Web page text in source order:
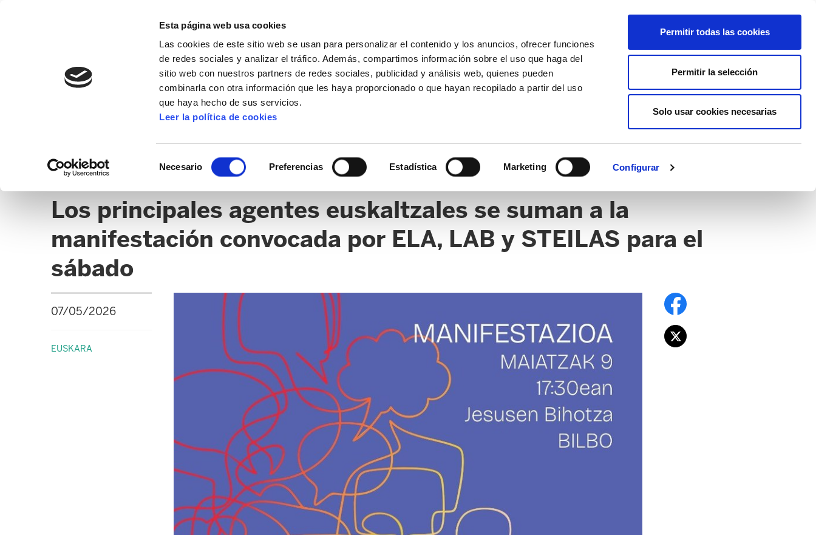
Esta página web usa cookies
Las cookies de este sitio web se usan para personalizar el contenido y los anuncios, ofrecer funciones
de redes sociales y analizar el tráfico. Además, compartimos información sobre el uso que haga del
sitio web con nuestros partners de redes sociales, publicidad y análisis web, quienes pueden
combinarla con otra información que les haya proporcionado o que hayan recopilado a partir del uso
que haya hecho de sus servicios.
Leer la política de cookies
Necesario Preferencias Estadística Marketing Configurar
Permitir todas las cookies
Permitir la selección
Solo usar cookies necesarias
AFÍLIATE
EUSKARA
Los principales agentes euskaltzales se suman a la
manifestación convocada por ELA, LAB y STEILAS para el
sábado
07/05/2026
EUSKARA